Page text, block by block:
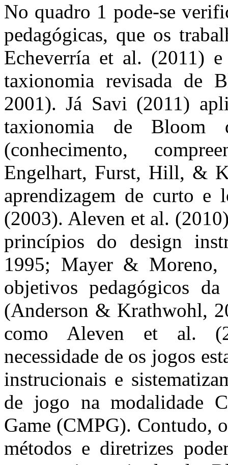
No quadro 1 pode-se
pedagógicas, que os
Echeverría et al. (2011)
taxionomia revisada de
2001). Já Savi (2011)
taxionomia de Bloom
(conhecimento,
Engelhart, Furst, Hill, &
aprendizagem de curto
(2003). Aleven et al.
princípios do design
1995; Mayer & Moreno,
objetivos pedagógicos
(Anderson & Krathwohl,
como Aleven et al.
necessidade de os jogos
instrucionais e
de jogo na modalidade
Game (CMPG). Contudo,
métodos e diretrizes